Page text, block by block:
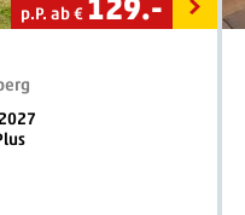
p.P. ab € 129.-